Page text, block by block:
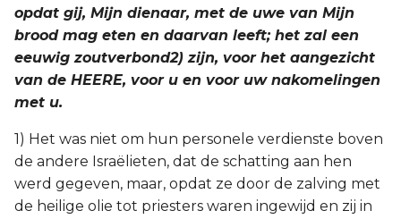
opdat gij, Mijn dienaar, met de uwe van Mijn
brood mag eten en daarvan leeft; het zal een
eeuwig zoutverbond2) zijn, voor het aangezicht
van de HEERE, voor u en voor uw nakomelingen
met u.
1) Het was niet om hun personele verdienste boven
de andere Israëlieten, dat de schatting aan hen
werd gegeven, maar, opdat ze door de zalving met
de heilige olie tot priesters waren ingewijd en zij in